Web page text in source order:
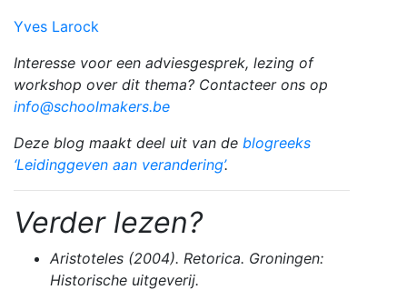
Yves Larock
Interesse voor een adviesgesprek, lezing of
workshop over dit thema? Contacteer ons op
info@schoolmakers.be
Deze blog maakt deel uit van de blogreeks
‘Leidinggeven aan verandering’.
Verder lezen?
Aristoteles (2004). Retorica. Groningen:
Historische uitgeverij.